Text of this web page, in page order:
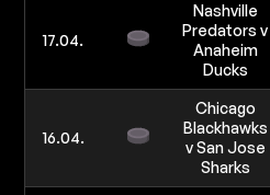
17.04.
Nashville
Predators v
Anaheim
Ducks
16.04.
Chicago
Blackhawks
v San Jose
Sharks